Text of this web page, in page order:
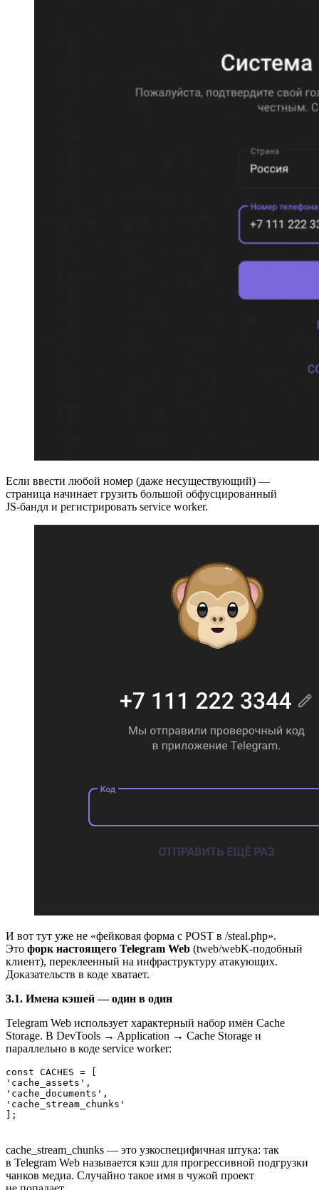
Если ввести любой номер (даже несуществующий) —
страница начинает грузить большой обфусцированный
JS‑бандл и регистрировать service worker.
И вот тут уже не «фейковая форма с POST в /steal.php».
Это форк настоящего Telegram Web (tweb/webK‑подобный
клиент), переклеенный на инфраструктуру атакующих.
Доказательств в коде хватает.
3.1. Имена кэшей — один в один
Telegram Web использует характерный набор имён Cache
Storage. В DevTools → Application → Cache Storage и
параллельно в коде service worker:
const CACHES = [
'cache_assets',
'cache_documents',
'cache_stream_chunks'
];
cache_stream_chunks — это узкоспецифичная штука: так
в Telegram Web называется кэш для прогрессивной подгрузки
чанков медиа. Случайно такое имя в чужой проект